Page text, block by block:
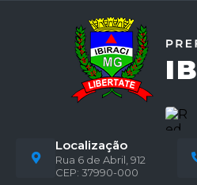
Localização
Rua 6 de Abril, 912
CEP: 37990-000